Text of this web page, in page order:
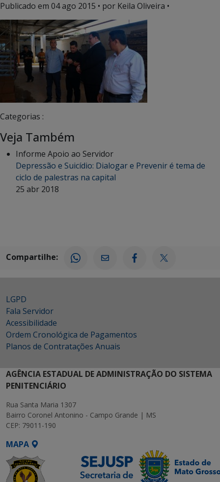
Publicado em 04 ago 2015 • por Keila Oliveira •
Categorias :
Veja Também
Informe Apoio ao Servidor
Depressão e Suicídio: Dialogar e Prevenir é tema de
ciclo de palestras na capital
25 abr 2018
Compartilhe:
LGPD
Fala Servidor
Acessibilidade
Ordem Cronológica de Pagamentos
Planos de Contratações Anuais
AGÊNCIA ESTADUAL DE ADMINISTRAÇÃO DO SISTEMA
PENITENCIÁRIO
Rua Santa Maria 1307
Bairro Coronel Antonino - Campo Grande | MS
CEP: 79011-190
MAPA